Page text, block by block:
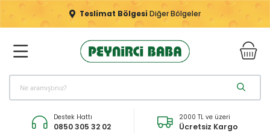
Teslimat Bölgesi Diğer Bölgeler
Destek Hattı
0850 305 32 02
2000 TL ve üzeri
Ücretsiz Kargo